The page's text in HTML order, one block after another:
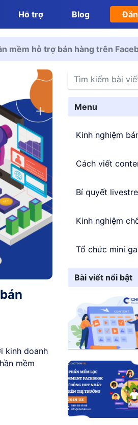
Hỗ trợ Blog
mềm hỗ trợ bán hàng trên
kinh doanh
mềm
Menu
Kinh nghiệm
Cách viết
Bí quyết
Kinh nghiệm
Tổ chức mini
Bài viết nổi bật